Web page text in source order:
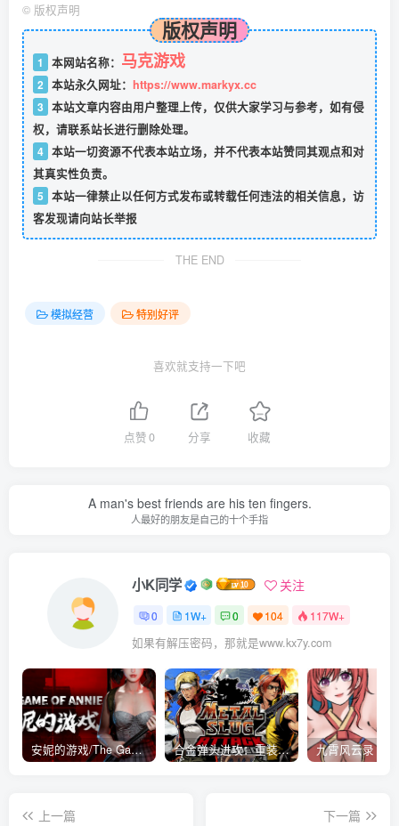
© 版权声明
版权声明
1 本网站名称： 马克游戏
2 本站永久网址： https://www.markyx.cc
3 本站文章内容由用户整理上传，仅供大家学习与参考，如有侵
权，请联系站长进行删除处理。
4 本站一切资源不代表本站立场，并不代表本站赞同其观点和对
其真实性负责。
5 本站一律禁止以任何方式发布或转载任何违法的相关信息，访
客发现请向站长举报
THE END
模拟经营 特别好评
喜欢就支持一下吧
点赞0 分享 收藏
A man's best friends are his ten fingers.
人最好的朋友是自己的十个手指
小K同学 关注
0 1W+ 0 104 117W+
如果有解压密码，那就是www.kx7y.com
安妮的游戏/The Game of Annie v0.99981|射击动作|容量14.6GB|免安装绿色中文版 合金弹头进攻：重装上阵/METAL SLUG ATTACK RELOADED Build.16214511|策略模拟|容量2.7GB|免安装绿色中文版
上一篇
下一篇